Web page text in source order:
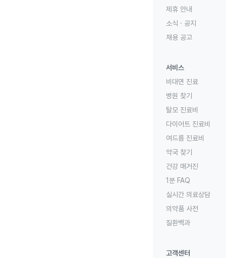
제휴 안내
소식 · 공지
채용 공고
서비스
비대면 진료
병원 찾기
탈모 진료비
다이어트 진료비
여드름 진료비
약국 찾기
건강 매거진
1분 FAQ
실시간 의료상담
의약품 사전
질환백과
고객센터